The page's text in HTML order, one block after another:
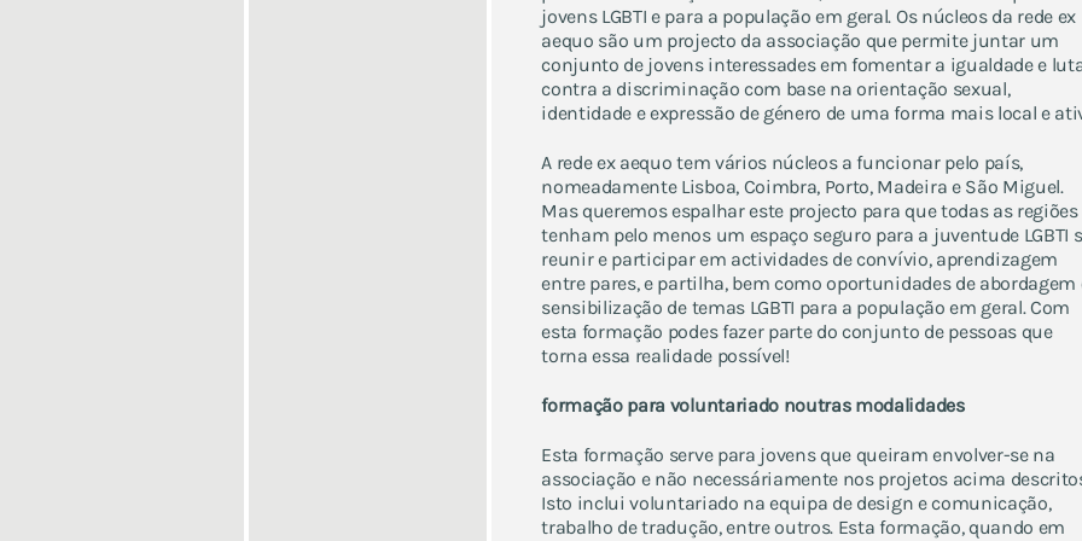
jovens LGBTI e para a população em geral. Os núcleos da rede ex
aequo são um projecto da associação que permite juntar um
conjunto de jovens interessades em fomentar a igualdade e
contra a discriminação com base na orientação sexual,
identidade e expressão de género de uma forma mais local e
A rede ex aequo tem vários núcleos a funcionar pelo país,
nomeadamente Lisboa, Coimbra, Porto, Madeira e São Miguel.
Mas queremos espalhar este projecto para que todas as regiões
tenham pelo menos um espaço seguro para a juventude LGBTI
reunir e participar em actividades de convívio, aprendizagem
entre pares, e partilha, bem como oportunidades de abordagem
sensibilização de temas LGBTI para a população em geral. Com
esta formação podes fazer parte do conjunto de pessoas que
torna essa realidade possível!
formação para voluntariado noutras modalidades
Esta formação serve para jovens que queiram envolver-se na
associação e não necessáriamente nos projetos acima
Isto inclui voluntariado na equipa de design e comunicação,
trabalho de tradução, entre outros. Esta formação, quando em